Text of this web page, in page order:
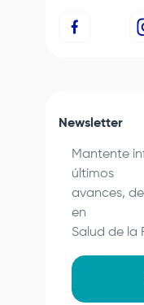
Newsletter
Mantente
últimos
avances,
en
Salud de la